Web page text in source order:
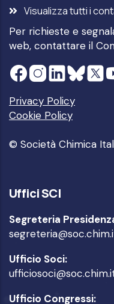
Visualizza tutti i
Per richieste e
web, contattare il
Privacy Policy
Cookie Policy
© Società Chimica
Uffici SCI
Segreteria
Ufficio Soci:
Ufficio Congressi: